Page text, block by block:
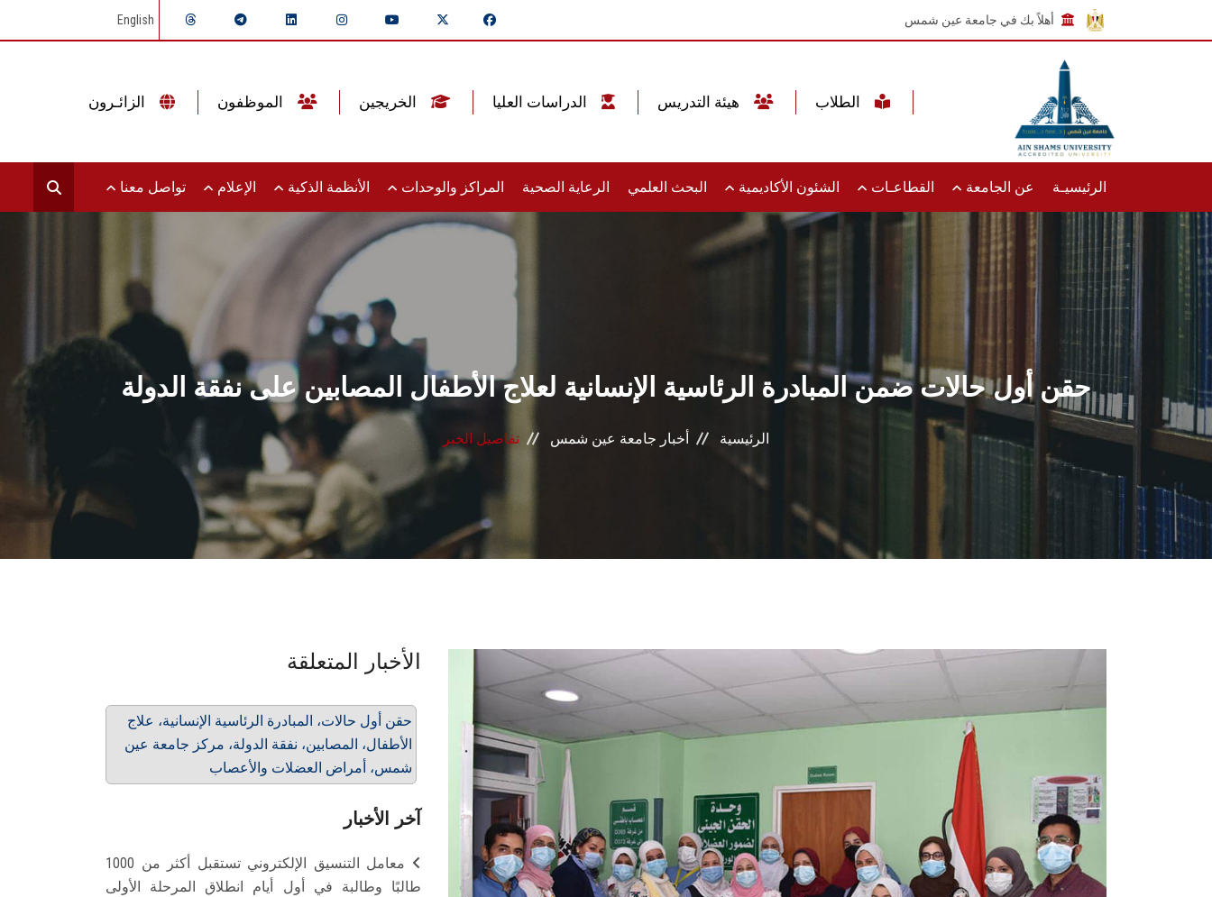
أهلاً بك في جامعة عين شمس English
الرئيسيـة عن الجامعة القطاعـات الشئون الأكاديمية البحث العلمي الرعاية الصحية المراكز والوحدات الأنظمة الذكية الإعلام تواصل معنا
حقن أول حالات ضمن المبادرة الرئاسية الإنسانية لعلاج الأطفال المصابين على نفقة الدولة
الرئيسية أخبار جامعة عين شمس تفاصيل الخبر
الأخبار المتعلقة
حقن أول حالات، المبادرة الرئاسية الإنسانية، علاج
الأطفال، المصابين، نفقة الدولة، مركز جامعة عين
شمس، أمراض العضلات والأعصاب
آخر الأخبار
معامل التنسيق الإلكتروني تستقبل أكثر من 1000
طالبًا وطالبة في أول أيام انطلاق المرحلة الأولى